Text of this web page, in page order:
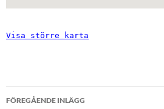
Visa större karta
Inläggsnavigering
FÖREGÅENDE INLÄGG